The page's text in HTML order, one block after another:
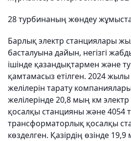
28 турбинаның жөндеу
Барлық электр станциялары
басталуына дайын, негізгі
ішінде қазандықтармен және
қамтамасыз етілген. 2024 жылы
желілерін тарату
желілерінде 20,8 мың км электр
қосалқы станцияны және 4054
трансформаторлық қосалқы
көзделген. Қазірдің өзінде